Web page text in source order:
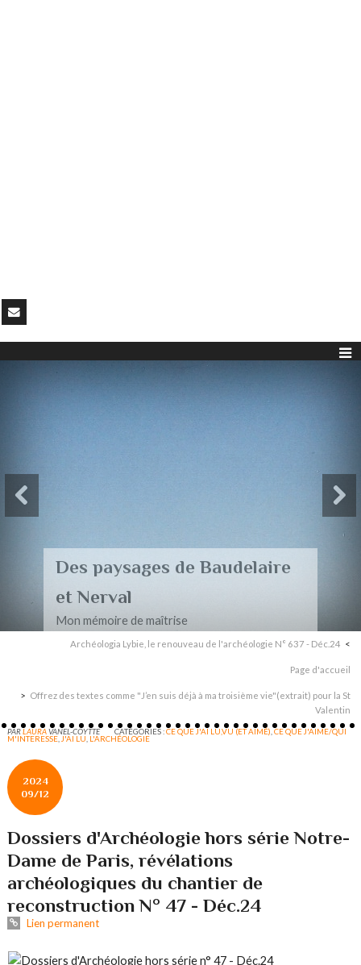
Des paysages de Baudelaire
et Nerval
Mon mémoire de maîtrise
Archéologia Lybie, le renouveau de l'archéologie N° 637 - Déc.24
Page d'accueil
Offrez des textes comme "J’en suis déjà à ma troisième vie"(extrait) pour la St
Valentin
PARLAURAVANEL-COYTTE CATÉGORIES :CE QUE J'AI LU,VU (ET AIMÉ) ,CE QUE J'AIME/QUI
M'INTERESSE J'AI LU L'ARCHÉOLOGIE
2024
09/12
Dossiers d'Archéologie hors série Notre-
Dame de Paris, révélations
archéologiques du chantier de
reconstruction N° 47 - Déc.24
Lien permanent